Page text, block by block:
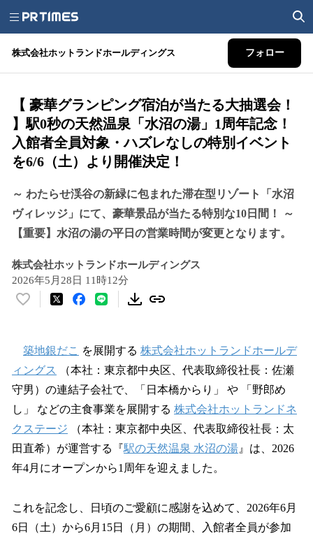
株式会社ホットランドホールディングス フォロー
【 豪華グランピング宿泊が当たる大抽選会！
】駅0秒の天然温泉「水沼の湯」1周年記念！
入館者全員対象・ハズレなしの特別イベント
を6/6（土）より開催決定！
～ わたらせ渓谷の新緑に包まれた滞在型リゾート「水沼
ヴィレッジ」にて、豪華景品が当たる特別な10日間！ ～
【重要】水沼の湯の平日の営業時間が変更となります。
株式会社ホットランドホールディングス
2026年5月28日 11時12分
い
！
数
を
読
み
込
み
中
で
築地銀だこ を展開する 株式会社ホットランドホールデ
ィングス
（本社：東京都中央区、代表取締役社長：佐瀬
守男）の連結子会社で、「日本橋からり」 や 「野郎め
し」 などの主食事業を展開する 株式会社ホットランドネ
クステージ （本社：東京都中央区、代表取締役社⻑：太
田直希）が運営する『駅の天然温泉 水沼の湯 』は、2026
年4月にオープンから1周年を迎えました。
これを記念し、日頃のご愛顧に感謝を込めて、2026年6月
6日（土）から6月15日（月）の期間、入館者全員が参加